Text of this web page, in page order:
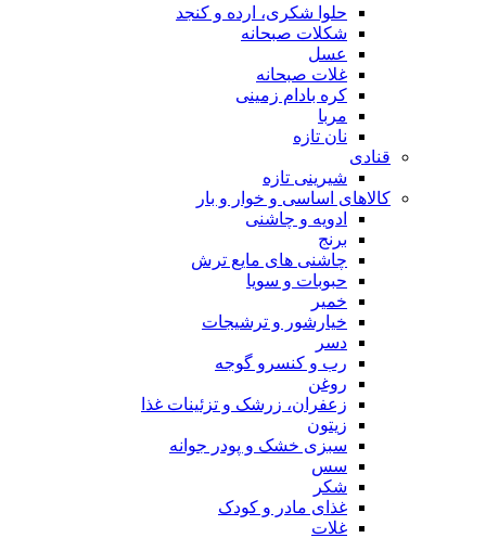
حلوا شکری، ارده و کنجد
شکلات صبحانه
عسل
غلات صبحانه
کره بادام زمینی
مربا
نان تازه
قنادی
شیرینی تازه
کالاهای اساسی و خوار و بار
ادویه و چاشنی
برنج
چاشنی های مایع ترش
حبوبات و سویا
خمیر
خیارشور و ترشیجات
دسر
رب و کنسرو گوجه
روغن
زعفران، زرشک و تزئینات غذا
زیتون
سبزی خشک و پودر جوانه
سس
شکر
غذای مادر و کودک
غلات